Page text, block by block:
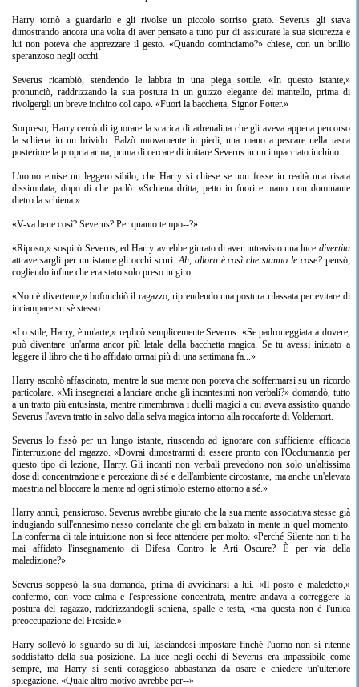
Harry tornò a guardarlo e gli rivolse un piccolo sorriso grato. Severus gli stava
dimostrando ancora una volta di aver pensato a tutto pur di assicurare la sua sicurezza e
lui non poteva che apprezzare il gesto. «Quando cominciamo?» chiese, con un brillio
speranzoso negli occhi.
Severus ricambiò, stendendo le labbra in una piega sottile. «In questo istante,»
pronunciò, raddrizzando la sua postura in un guizzo elegante del mantello, prima di
rivolgergli un breve inchino col capo. «Fuori la bacchetta, Signor Potter.»
Sorpreso, Harry cercò di ignorare la scarica di adrenalina che gli aveva appena percorso
la schiena in un brivido. Balzò nuovamente in piedi, una mano a pescare nella tasca
posteriore la propria arma, prima di cercare di imitare Severus in un impacciato inchino.
L'uomo emise un leggero sibilo, che Harry si chiese se non fosse in realtà una risata
dissimulata, dopo di che parlò: «Schiena dritta, petto in fuori e mano non dominante
dietro la schiena.»
«V-va bene così? Severus? Per quanto tempo--?»
«Riposo,» sospirò Severus, ed Harry avrebbe giurato di aver intravisto una luce divertita
attraversargli per un istante gli occhi scuri.Ah, allora è così che stanno le cose?pensò,
cogliendo infine che era stato solo preso in giro.
«Non è divertente,» bofonchiò il ragazzo, riprendendo una postura rilassata per evitare di
inciampare su sè stesso.
«Lo stile, Harry, è un'arte,» replicò semplicemente Severus. «Se padroneggiata a dovere,
può diventare un'arma ancor più letale della bacchetta magica. Se tu avessi iniziato a
leggere il libro che ti ho affidato ormai più di una settimana fa...»
Harry ascoltò affascinato, mentre la sua mente non poteva che soffermarsi su un ricordo
particolare. «Mi insegnerai a lanciare anche gli incantesimi non verbali?» domandò, tutto
a un tratto più entusiasta, mentre rimembrava i duelli magici a cui aveva assistito quando
Severus l'aveva tratto in salvo dalla selva magica intorno alla roccaforte di Voldemort.
Severus lo fissò per un lungo istante, riuscendo ad ignorare con sufficiente efficacia
l'interruzione del ragazzo. «Dovrai dimostrarmi di essere pronto con l'Occlumanzia per
questo tipo di lezione, Harry. Gli incanti non verbali prevedono non solo un'altissima
dose di concentrazione e percezione di sé e dell'ambiente circostante, ma anche un'elevata
maestria nel bloccare la mente ad ogni stimolo esterno attorno a sé.»
Harry annuì, pensieroso. Severus avrebbe giurato che la sua mente associativa stesse già
indugiando sull'ennesimo nesso correlante che gli era balzato in mente in quel momento.
La conferma di tale intuizione non si fece attendere per molto. «Perché Silente non ti ha
mai affidato l'insegnamento di Difesa Contro le Arti Oscure? È per via della
maledizione?»
Severus soppesò la sua domanda, prima di avvicinarsi a lui. «Il posto è maledetto,»
confermò, con voce calma e l'espressione concentrata, mentre andava a correggere la
postura del ragazzo, raddrizzandogli schiena, spalle e testa, «ma questa non è l'unica
preoccupazione del Preside.»
Harry sollevò lo sguardo su di lui, lasciandosi impostare finché l'uomo non si ritenne
soddisfatto della sua posizione. La luce negli occhi di Severus era impassibile come
sempre, ma Harry si sentì coraggioso abbastanza da osare e chiedere un'ulteriore
spiegazione. «Quale altro motivo avrebbe per--»